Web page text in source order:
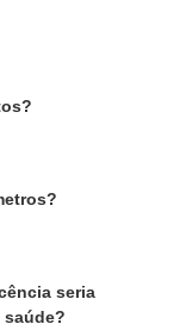
seria
saúde?